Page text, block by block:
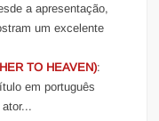
a apresentação,
um excelente
TO HEAVEN):
em português